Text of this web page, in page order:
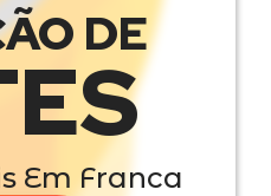
DE
Em Franca